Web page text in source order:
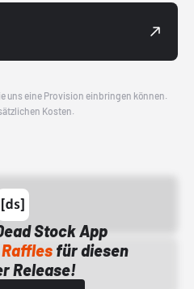
uns eine Provision einbringen können.
Kosten.
Stock App
Rafflesfür diesen
Release!